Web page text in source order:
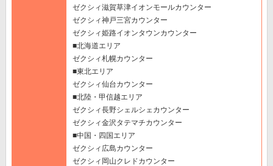
ゼクシィ滋賀草津イオンモールカウンター
ゼクシィ神戸三宮カウンター
ゼクシィ姫路イオンタウンカウンター
■北海道エリア
ゼクシィ札幌カウンター
■東北エリア
ゼクシィ仙台カウンター
■北陸・甲信越エリア
ゼクシィ長野シェルシェカウンター
ゼクシィ金沢タテマチカウンター
■中国・四国エリア
ゼクシィ広島カウンター
ゼクシィ岡山クレドカウンター